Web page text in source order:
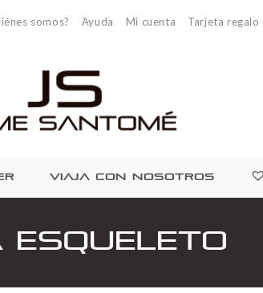
somos? Ayuda Mi cuenta Tarjeta regalo
VIAJA CON NOSOTROS
Esqueleto